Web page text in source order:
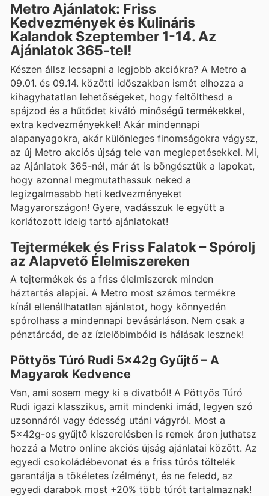
Metro Ajánlatok: Friss
Kedvezmények és Kulináris
Kalandok Szeptember 1-14. Az
Ajánlatok 365-tel!
Készen állsz lecsapni a legjobb akciókra? A Metro a
09.01. és 09.14. közötti időszakban ismét elhozza a
kihagyhatatlan lehetőségeket, hogy feltölthesd a
spájzod és a hűtődet kiváló minőségű termékekkel,
extra kedvezményekkel! Akár mindennapi
alapanyagokra, akár különleges finomságokra vágysz,
az új Metro akciós újság tele van meglepetésekkel. Mi,
az Ajánlatok 365-nél, már át is böngésztük a lapokat,
hogy azonnal megmutathassuk neked a
legizgalmasabb heti kedvezményeket
Magyarországon! Gyere, vadásszuk le együtt a
korlátozott ideig tartó ajánlatokat!
Tejtermékek és Friss Falatok – Spórolj
az Alapvető Élelmiszereken
A tejtermékek és a friss élelmiszerek minden
háztartás alapjai. A Metro most számos termékre
kínál ellenállhatatlan ajánlatot, hogy könnyedén
spórolhass a mindennapi bevásárláson. Nem csak a
pénztárcád, de az ízlelőbimbóid is hálásak lesznek!
Pöttyös Túró Rudi 5x42g Gyűjtő – A
Magyarok Kedvence
Van, ami sosem megy ki a divatból! A Pöttyös Túró
Rudi igazi klasszikus, amit mindenki imád, legyen szó
uzsonnáról vagy édesség utáni vágyról. Most a
5x42g-os gyűjtő kiszerelésben is remek áron juthatsz
hozzá a Metro online akciós újság ajánlatai között. Az
egyedi csokoládébevonat és a friss túrós töltelék
garantálja a tökéletes ízélményt, és ne feledd, az
egyedi darabok most +20% több túrót tartalmaznak!